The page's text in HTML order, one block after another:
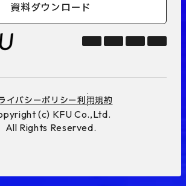
資料ダウンロード
(c) KFU Co.,Ltd.
All Rights Reserved.
イバシーポリシー利用規約